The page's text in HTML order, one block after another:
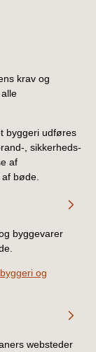
krav og
byggeri udføres
, sikkerheds-
af
bøde.
byggevarer
og
websteder